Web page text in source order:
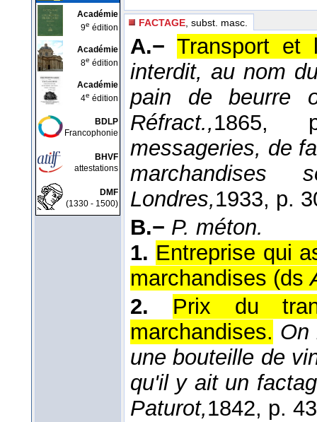
Académie
9e édition
Académie
8e édition
Académie
4e édition
BDLP
Francophonie
BHVF
attestations
DMF
(1330 - 1500)
FACTAGE , subst. masc.
A.− Transport et
interdit, au nom
pain de beurre
Réfract.,1865,
messageries, de
marchandises
Londres,1933, p.
B.− P. méton.
1. Entreprise qui
marchandises (ds
2.
Prix du
marchandises. On
une bouteille de
qu'il y ait un
Paturot,1842, p.